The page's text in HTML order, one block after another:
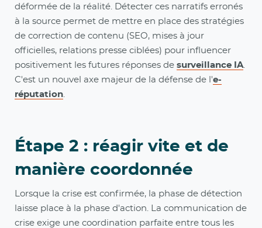
déformée de la réalité. Détecter ces narratifs erronés
à la source permet de mettre en place des stratégies
de correction de contenu (SEO, mises à jour
officielles, relations presse ciblées) pour influencer
positivement les futures réponses de surveillance IA
C'est un nouvel axe majeur de la défense de l'e-
réputation
Étape 2 : réagir vite et de
manière coordonnée
Lorsque la crise est confirmée, la phase de détection
laisse place à la phase d'action. La communication de
crise exige une coordination parfaite entre tous les